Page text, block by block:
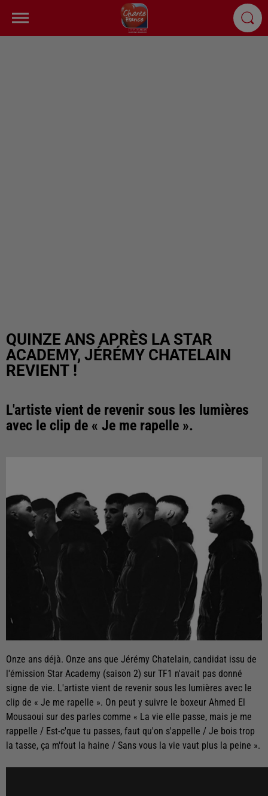
QUINZE ANS APRÈS LA STAR
ACADEMY, JÉRÉMY CHATELAIN
REVIENT !
L'artiste vient de revenir sous les lumières
avec le clip de « Je me rapelle ».
Onze ans déjà. Onze ans que Jérémy Chatelain, candidat issu de
l'émission Star Academy (saison 2) sur TF1 n'avait pas donné
signe de vie. L'artiste vient de revenir sous les lumières avec le
clip de « Je me rapelle ». On peut y suivre le boxeur Ahmed El
Mousaoui sur des parles comme « La vie elle passe, mais je me
rappelle / Est-c'que tu passes, faut qu'on s'appelle / Je bois trop
la tasse, ça m'fout la haine / Sans vous la vie vaut plus la peine ».